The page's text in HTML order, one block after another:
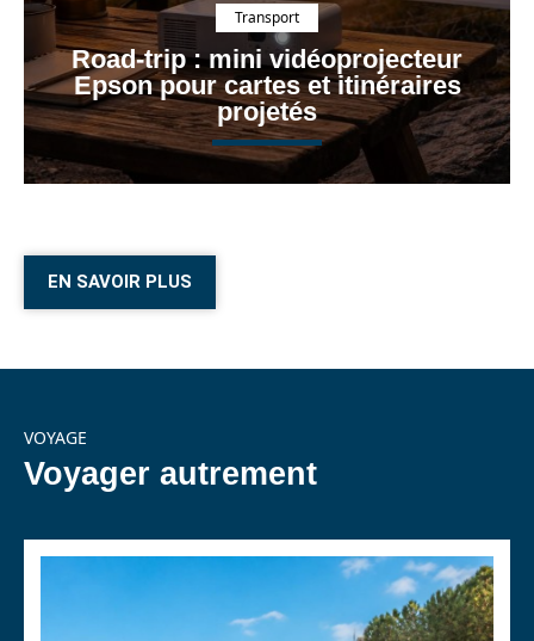
Transport
Road-trip : mini vidéoprojecteur
Epson pour cartes et itinéraires
projetés
EN SAVOIR PLUS
VOYAGE
Voyager autrement